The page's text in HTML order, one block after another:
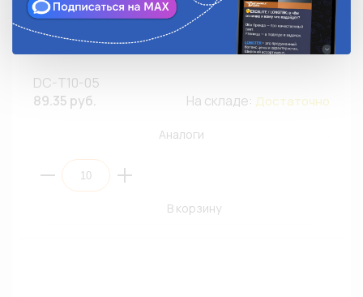
Патрон для автолампы W5W,T10 LONGTEK DC-T10-05
для ВАЗ-2105-2107 нового образца (ПЭ10)
DC-T10-05
89.35 руб.
На складе: Достаточно
Аналоги
В корзину